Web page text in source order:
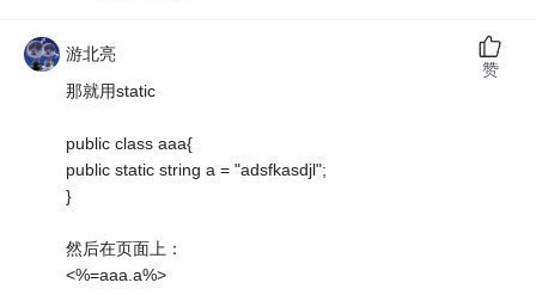
游北亮
那就用static
public class aaa{
public static string a = "adsfkasdjl";
}
然后在页面上：
<%=aaa.a%>
赞